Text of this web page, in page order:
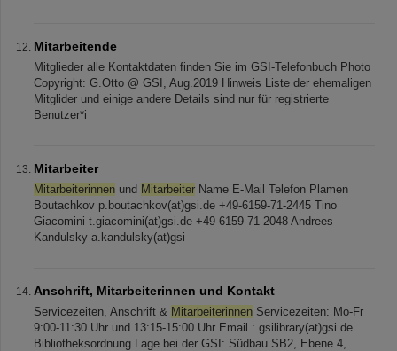
Mitarbeitende
Mitglieder alle Kontaktdaten finden Sie im GSI-Telefonbuch Photo
Copyright: G.Otto @ GSI, Aug.2019 Hinweis Liste der ehemaligen
Mitglider und einige andere Details sind nur für registrierte
Benutzer*i
Mitarbeiter
Mitarbeiterinnen und Mitarbeiter Name E-Mail Telefon Plamen
Boutachkov p.boutachkov(at)gsi.de +49-6159-71-2445 Tino
Giacomini t.giacomini(at)gsi.de +49-6159-71-2048 Andrees
Kandulsky a.kandulsky(at)gsi
Anschrift, Mitarbeiterinnen und Kontakt
Servicezeiten, Anschrift & Mitarbeiterinnen Servicezeiten: Mo-Fr
9:00-11:30 Uhr und 13:15-15:00 Uhr Email : gsilibrary(at)gsi.de
Bibliotheksordnung Lage bei der GSI: Südbau SB2, Ebene 4,